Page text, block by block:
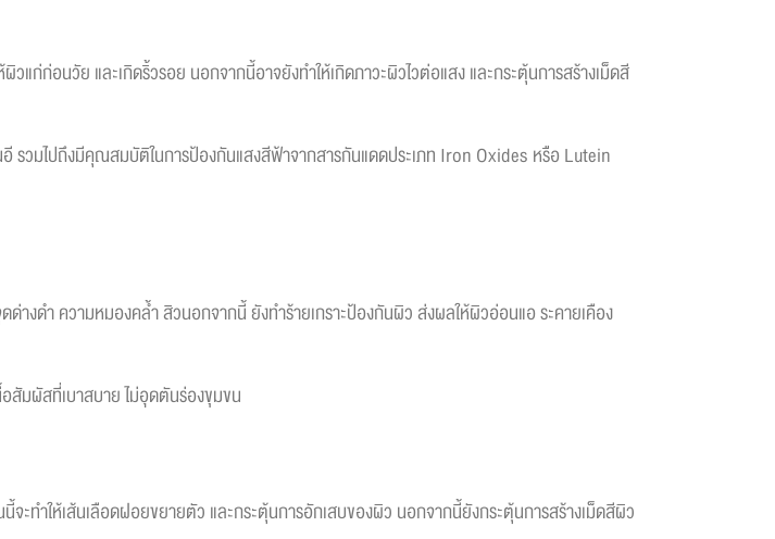
แก่ก่อนวัย และเกิดริ้วรอย นอกจากนี้อาจยังทำให้เกิดภาวะผิวไวต่อแสง และกระตุ้นการสร้างเม็ดสี
วมไปถึงมีคุณสมบัติในการป้องกันแสงสีฟ้าจากสารกันแดดประเภท Iron Oxides หรือ Lutein
างดำ ความหมองคล้ำ สิวนอกจากนี้ ยังทำร้ายเกราะป้องกันผิว ส่งผลให้ผิวอ่อนแอ ระคายเคือง
อสัมผัสที่เบาสบาย ไม่อุดตันร่องขุมขน
จะทำให้เส้นเลือดฝอยขยายตัว และกระตุ้นการอักเสบของผิว นอกจากนี้ยังกระตุ้นการสร้างเม็ดสีผิว